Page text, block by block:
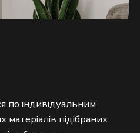
по індивідуальним
матеріалів підібраних